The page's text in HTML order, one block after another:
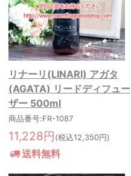
リナーリ(LINARI) アガタ
(AGATA) リードディフュー
ザー 500ml
商品番号:FR-1087
11,228円 (税込12,350円)
送料無料